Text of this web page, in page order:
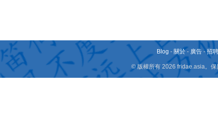
Blog - 關於 - 廣告 -招
© 版權所有 2026 fridae.asia。